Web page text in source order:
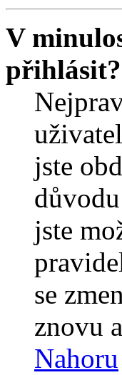
V
jste
jste
se
znovu
Nahoru